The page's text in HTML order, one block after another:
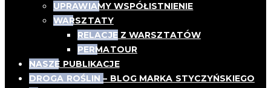
UPRAWIAMY WSPÓŁISTNIENIE
WARSZTATY
RELACJE Z WARSZTATÓW
PERMATOUR
NASZE PUBLIKACJE
DROGA ROŚLIN – BLOG MARKA STYCZYŃSKIEGO